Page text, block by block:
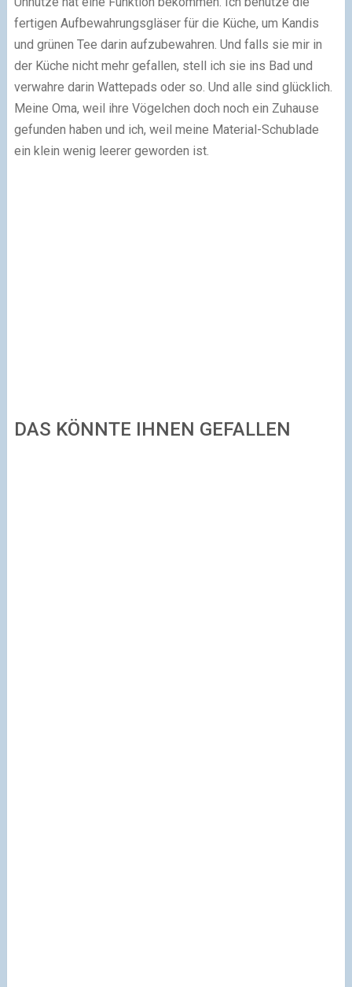
fertigen Aufbewahrungsgläser für die Küche, um Kandis
und grünen Tee darin aufzubewahren. Und falls sie mir in
der Küche nicht mehr gefallen, stell ich sie ins Bad und
verwahre darin Wattepads oder so. Und alle sind glücklich.
Meine Oma, weil ihre Vögelchen doch noch ein Zuhause
gefunden haben und ich, weil meine Material-Schublade
ein klein wenig leerer geworden ist.
DAS KÖNNTE IHNEN GEFALLEN